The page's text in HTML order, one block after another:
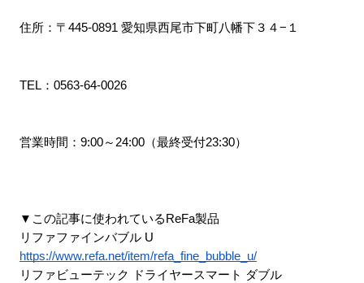
住所：〒445-0891 愛知県西尾市下町八幡下３４−１
TEL：0563-64-0026
営業時間：9:00～24:00（最終受付23:30）
▼この記事に使われているReFa製品
リファファインバブル U
https://www.refa.net/item/refa_fine_bubble_u/
リファビューテック ドライヤースマート ダブル